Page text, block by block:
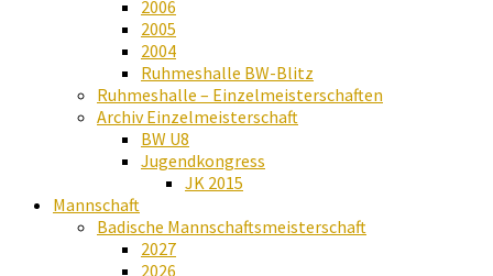
2006
2005
2004
Ruhmeshalle BW-Blitz
Ruhmeshalle – Einzelmeisterschaften
Archiv Einzelmeisterschaft
BW U8
Jugendkongress
JK 2015
Mannschaft
Badische Mannschaftsmeisterschaft
2027
2026